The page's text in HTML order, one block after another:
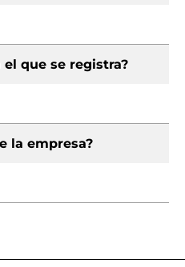
el que se registra?
la empresa?